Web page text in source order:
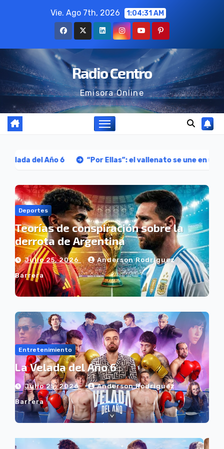
Vie. Ago 7th, 2026 1:04:32 AM
Radio Centro
Emisora Online
“Por Ellas”: el vallenato se une en un homenaje musical
Deportes
Teorías de conspiración sobre la
derrota de Argentina
Julio 25, 2026 Anderson Rodriguez
Barrera
Entretenimiento
La Velada del Año 6
Julio 25, 2026 Anderson Rodriguez
Barrera